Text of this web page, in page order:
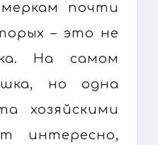
почти
– это не
На самом
но одна
хозяйскими
интересно,